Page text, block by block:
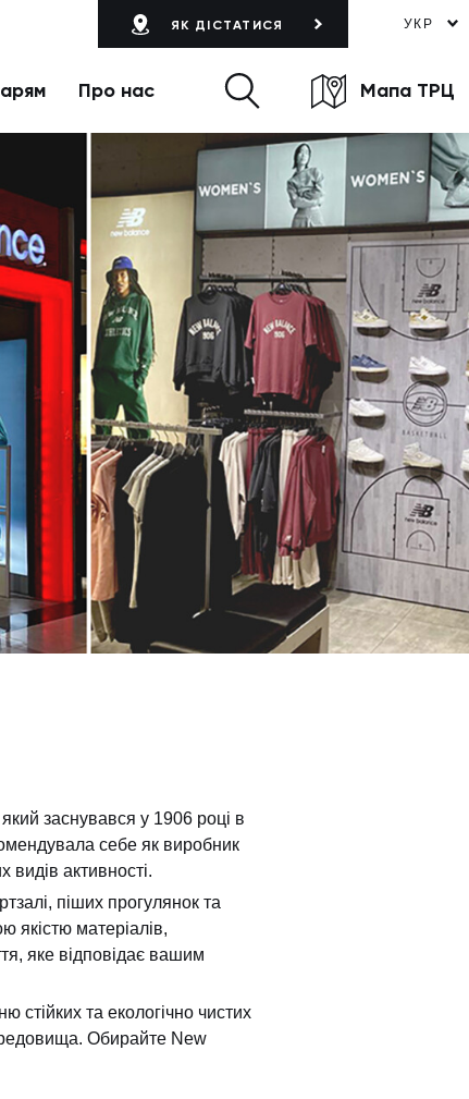
ЯК ДІСТАТИСЯ УКР
Про нас Мапа ТРЦ
заснувався у 1906 році в
себе як виробник
видів активності.
піших прогулянок та
якістю матеріалів,
яке відповідає вашим
стійких та екологічно чистих
Обирайте New